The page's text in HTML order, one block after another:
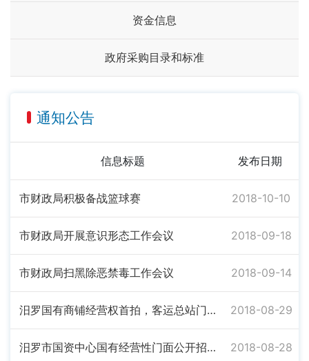
资金信息
政府采购目录和标准
通知公告
信息标题 发布日期
市财政局积极备战篮球赛 2018-10-10
市财政局开展意识形态工作会议 2018-09-18
市财政局扫黑除恶禁毒工作会议 2018-09-14
汨罗国有商铺经营权首拍，客运总站门面5年招租1582万余元成交 2018-08-29
汨罗市国资中心国有经营性门面公开招租拍卖会 2018-08-28